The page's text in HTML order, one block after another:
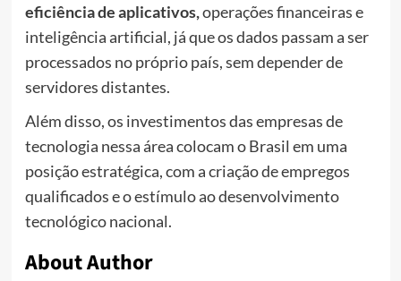
eficiência de aplicativos,operações financeiras e
inteligência artificial, já que os dados passam a ser
processados no próprio país, sem depender de
servidores distantes.
Além disso, os investimentos das empresas de
tecnologia nessa área colocam o Brasil em uma
posição estratégica, com a criação de empregos
qualificados e o estímulo ao desenvolvimento
tecnológico nacional.
About Author